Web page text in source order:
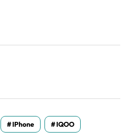
IPhone IQOO